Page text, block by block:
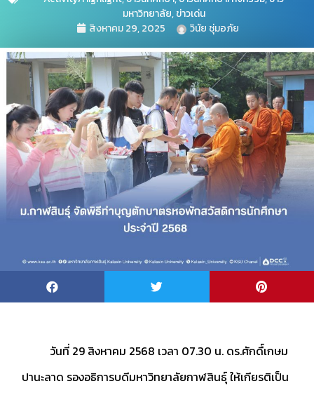
มหาวิทยาลัย,ข่าวเด่น
สิงหาคม 29, 2025
วินัย ชุ่มอภัย
วันที่ 29 สิงหาคม 2568 เวลา 07.30 น. ดร.ศักดื์เกษม
ปานะลาด รองอธิการบดีมหาวิทยาลัยกาฬสินธุ์ ให้เกียรติเป็น